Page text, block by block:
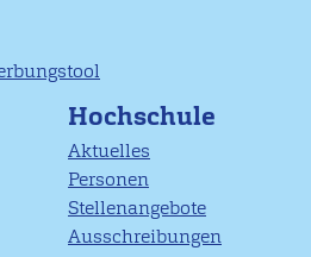
Hochschule
Aktuelles
Personen
Stellenangebote
Ausschreibungen